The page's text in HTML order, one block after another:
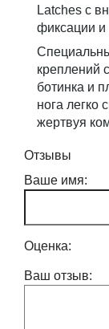
Latches с
фиксации и
креплений
ботинка и
нога легко
жертвуя
Отзывы
Ваше имя:
Оценка:
Ваш отзыв: